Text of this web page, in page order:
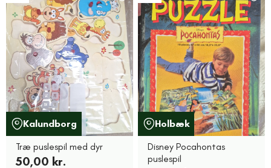
Kalundborg
Træ puslespil med dyr
50,00 kr.
Holbæk
Disney Pocahontas
puslespil